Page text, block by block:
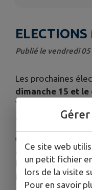
Publié le vendredi
Les prochaines
dimanche 15 et le
Voter, c'est faire
à l’avenir de notre
👉 Nous appelons
à vérifier dès
listes électorales.
inscrivez-vous
Gérer
Ce site web
un petit fichier
lors de la visite
Pour en savoir